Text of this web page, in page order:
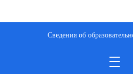
режиме при подаче обращения
указывали при подаче обращения в
Сведения об